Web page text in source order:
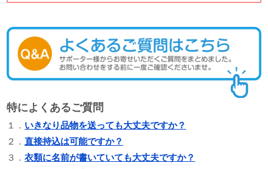
持ち込み可能なセンターはこちら